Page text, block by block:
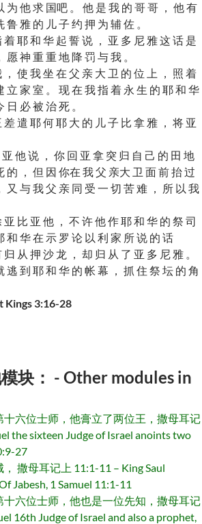
为 他 求 国吧 。 他 是 我 的 哥 哥 ， 他 有
雅 的 儿 子 约 押 为 辅 佐 。
着 耶 和 华 起 誓 说 ， 亚 多 尼 雅 这 话 是
愿 神 重 重 地 降 罚 与 我 。
， 使 我 坐 在 父 亲 大 卫 的 位 上 ， 照 着
立 家 室 。 现 在 我 指 着 永 生 的 耶 和 华
日 必 被 治 死 。
差 遣 耶 何 耶 大 的 儿 子 比 拿 雅 ， 将 亚
他 说 ， 你 回 亚 拿 突 归 自 己 的 田 地
的 ， 但 因 你在 我 父 亲大 卫 面 前 抬 过
又 与 我 父 亲 同 受 一 切 苦 难 ， 所 以 我
亚 比 亚 他 ， 不 许 他 作 耶 和 华 的 祭 司
和 华 在 示 罗 论 以 利 家 所 说 的 话
从 押 沙 龙 ， 却 归 从 了 亚 多 尼 雅 。
逃 到 耶 和 华 的 帐 幕 ， 抓 住 祭 坛 的 角
Kings 3:16-28
块： - Other modules in
十六位士师，他膏立了两位王，撒母耳记
the sixteen Judge of Israel anoints two
27
撒母耳记上 11:1-11 – King Saul
Jabesh, 1 Samuel 11:1-11
十六位士师，他也是一位先知，撒母耳记
16th Judge of Israel and also a prophet,